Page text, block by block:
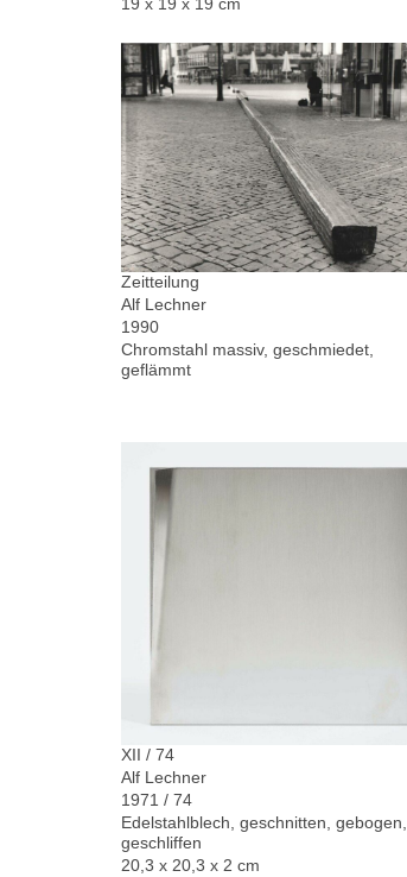
Zeitteilung
Alf Lechner
1990
Chromstahl massiv, geschmiedet,
geflämmt
XII / 74
Alf Lechner
1971 / 74
Edelstahlblech, geschnitten, gebogen,
geschliffen
20,3 x 20,3 x 2 cm